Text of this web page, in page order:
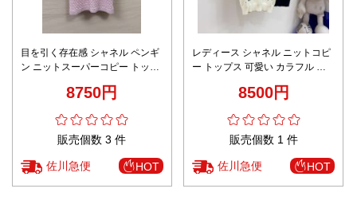
目を引く存在感 シャネル ペンギ
ン ニットスーパーコピー トップ
袖 高品質 ピンク
8750円
販売個数 3 件
佐川急便 HOT
レディース シャネル ニットコピ
ー トップス 可愛い カラフル セ
8500円
販売個数 1 件
佐川急便 HOT